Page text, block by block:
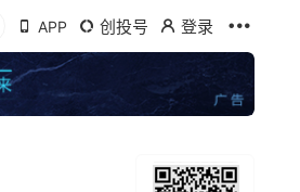
APP 创投号 登录